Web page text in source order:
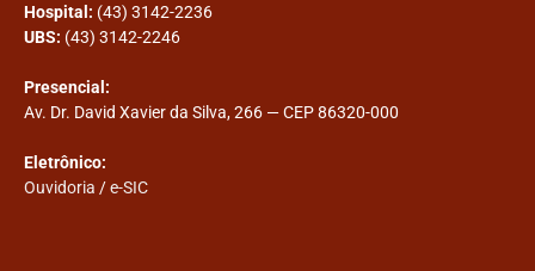
Hospital: (43) 3142-2236
UBS: (43) 3142-2246
Presencial:
Av. Dr. David Xavier da Silva, 266 — CEP 86320-000
Eletrônico:
Ouvidoria /e-SIC